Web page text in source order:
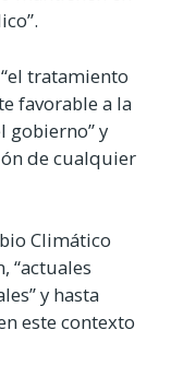
tratamiento
favorable a la
gobierno” y
de cualquier
Climático
“actuales
y hasta
este contexto